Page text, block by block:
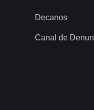
Decanos
Canal de